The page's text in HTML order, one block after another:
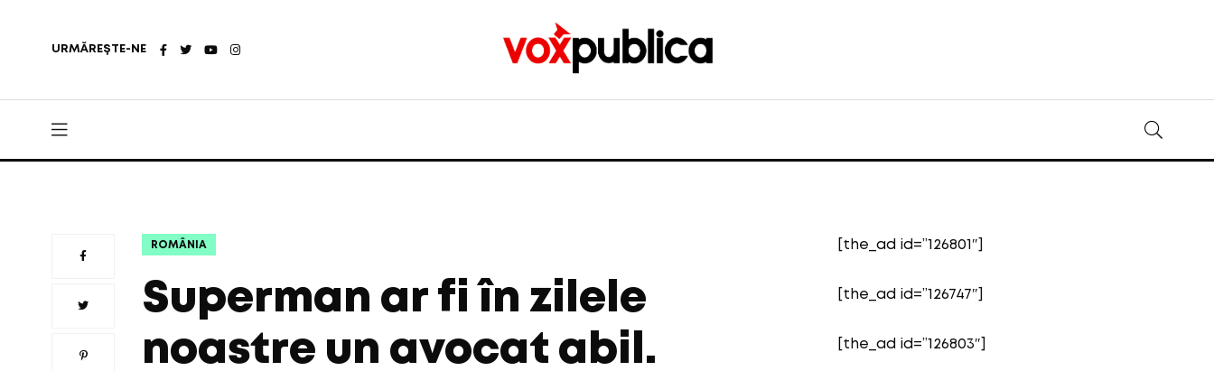
URMĂREȘTE-NE
ROMÂNIA
Superman ar fi în zilele
noastre un avocat abil.
[the_ad id=”126801″]
[the_ad id=”126747″]
[the_ad id=”126803″]